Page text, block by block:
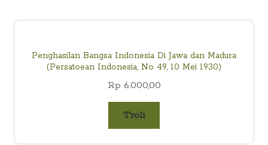
Penghasilan Bangsa Indonesia Di Jawa dan Madura
(Persatoean Indonesia, No 49, 10 Mei 1930)
Rp 6.000,00
Troli